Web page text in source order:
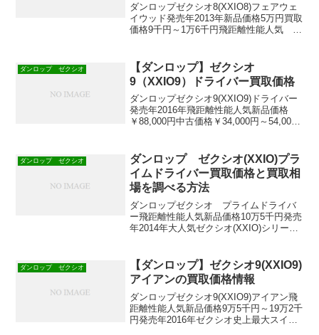
ダンロップゼクシオ8(XXIO8)フェアウェ
イウッド発売年2013年新品価格5万円買取
価格9千円～1万6千円飛距離性能人気 オ
ウェイウッドの買取価格と高く売る方
法...
ダンロップ ゼクシオ
【ダンロップ】ゼクシオ
9（XXIO9）ドライバー買取価格
ダンロップゼクシオ9(XXIO9)ドライバー
発売年2016年飛距離性能人気新品価格
￥88,000円中古価格￥34,000円～54,000
す。大人気！ゼ...
ダンロップ ゼクシオ
ダンロップ ゼクシオ(XXIO)プラ
イムドライバー買取価格と買取相
場を調べる方法
ダンロップゼクシオ プライムドライバ
ー飛距離性能人気新品価格10万5千円発売
年2014年大人気ゼクシオ(XXIO)シリーズ
べる方法を紹介します。
ダンロップ ゼクシオ
【ダンロップ】ゼクシオ9(XXIO9)
アイアンの買取価格情報
ダンロップゼクシオ9(XXIO9)アイアン飛
距離性能人気新品価格9万5千円～19万2千
円発売年2016年ゼクシオ史上最大スイー